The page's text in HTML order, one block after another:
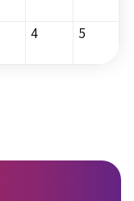
4 5